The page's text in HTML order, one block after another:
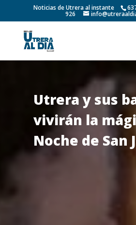
Noticias de Utrera al instante
926
Utrera y sus
vivirán la
Noche de San